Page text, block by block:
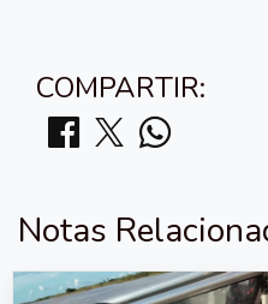
COMPARTIR:
Notas